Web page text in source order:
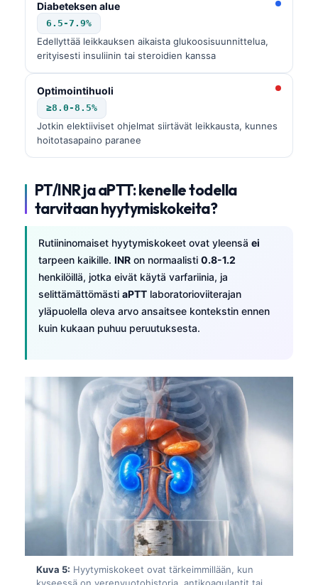
Diabeteksen alue
6.5-7.9%
Edellyttää leikkauksen aikaista glukoosisuunnittelua,
erityisesti insuliinin tai steroidien kanssa
Optimointihuoli
≥8.0-8.5%
Jotkin elektiiviset ohjelmat siirtävät leikkausta, kunnes
hoitotasapaino paranee
PT/INR ja aPTT: kenelle todella
tarvitaan hyytymiskokeita?
Rutiininomaiset hyytymiskokeet ovat yleensä ei
tarpeen kaikille. INR on normaalisti 0.8-1.2
henkilöillä, jotka eivät käytä varfariinia, ja
selittämättömästi aPTT laboratorioviiterajan
yläpuolella oleva arvo ansaitsee kontekstin ennen
kuin kukaan puhuu peruutuksesta.
Kuva 5: Hyytymiskokeet ovat tärkeimmillään, kun